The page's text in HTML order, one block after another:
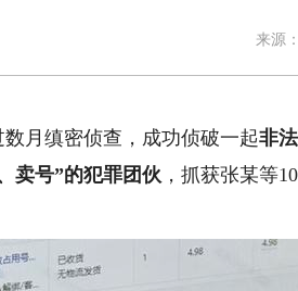
来源：
月缜密侦查，成功侦破一起非
卖号”的犯罪团伙 ，抓获张某等